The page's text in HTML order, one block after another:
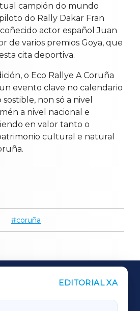
campión do mundo
do Rally Dakar Fran
actor español Juan
de varios premios Goya, que
cita deportiva.
o Eco Rallye A Coruña
evento clave no calendario
non só a nivel
a nivel nacional e
en valor tanto o
cultural e natural
coruña
EDITORIAL XA